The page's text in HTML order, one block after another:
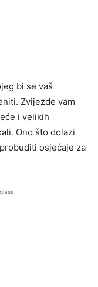
bi se vaš
Zvijezde vam
i velikih
Ono što dolazi
osjećaje za